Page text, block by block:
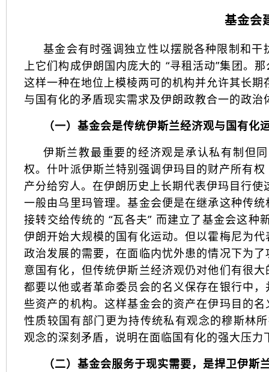
基金会
基金会有时强调独立性以摆脱各种限制和
上它们构成伊朗国内庞大的 “寻租活动”集团。
这样一种在地位上模棱两可的机构并允许其长
与国有化的矛盾现实需求及伊朗政教合一的政治
（一）基金会是传统伊斯兰经济观与国有化
伊斯兰教最重要的经济观是承认私有制但
权。什叶派伊斯兰特别强调伊玛目的财产所有
产分给穷人。在伊朗历史上长期代表伊玛目行
一般由乌里玛管理。基金会便是在继承这种传
接转交给传统的 “瓦各夫” 而建立了基金会这
伊朗开始大规模的国有化运动。但以霍梅尼为
政治发展的需要，在面临内忧外患的情况下为
意国有化，但传统伊斯兰经济观仍对他们有很
都要以他或者革命委员会的名义保存在银行中
些资产的机构。这样基金会的资产在伊玛目的
性质较国有部门更为持传统私有观念的穆斯林
观念的深刻矛盾，说明在面临国有化的强大压
（二）基金会服务于现实需要，是捍卫伊斯